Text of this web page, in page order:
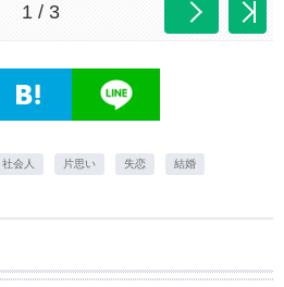
1 / 3
社会人 片思い 失恋 結婚